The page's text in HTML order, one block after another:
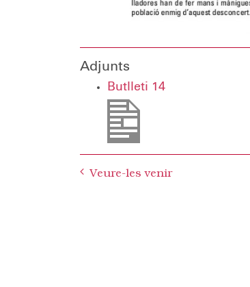
Adjunts
Butlleti 14
navigation
Veure-les venir